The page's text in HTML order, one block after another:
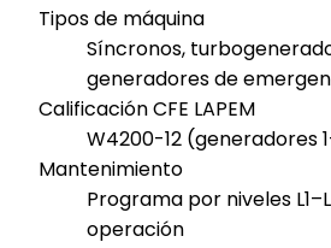
Tipos de máquina
Síncronos,
generadores de
Calificación CFE LAPEM
W4200-12 (generadores
Mantenimiento
Programa por niveles
operación